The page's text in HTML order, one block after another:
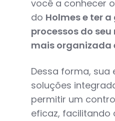
você a conhecer
do Holmes e ter
processos do
mais organizada
Dessa forma, sua
soluções
permitir um
eficaz, facilitando